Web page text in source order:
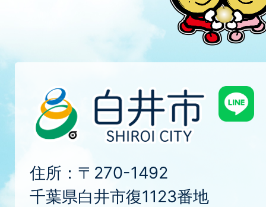
住所：〒270-1492
千葉県白井市復1123番地